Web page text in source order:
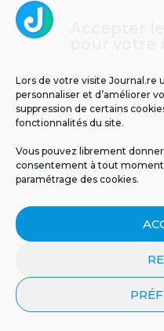
Lors de votre visite Journal.re
personnaliser et d’améliorer
suppression de certains
fonctionnalités du site.
Vous pouvez librement
consentement à tout
paramétrage des cookies.
MENTIONS LÉGALES
NOS ÉMISSIONS
CONTACT
© 2026 Tous droits